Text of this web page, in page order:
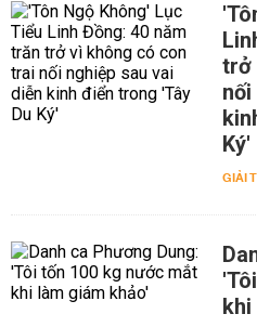
trở
Ký'
GIẢI
khi